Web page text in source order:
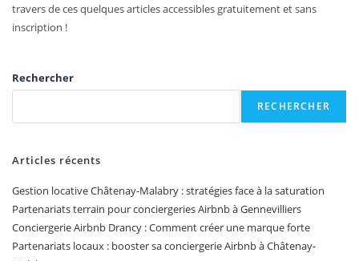
travers de ces quelques articles accessibles gratuitement et sans
inscription !
Rechercher
RECHERCHER
Articles récents
Gestion locative Châtenay-Malabry : stratégies face à la saturation
Partenariats terrain pour conciergeries Airbnb à Gennevilliers
Conciergerie Airbnb Drancy : Comment créer une marque forte
Partenariats locaux : booster sa conciergerie Airbnb à Châtenay-